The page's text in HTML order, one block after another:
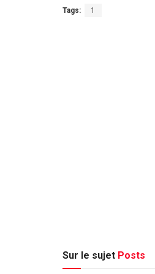
Tags: 1
Sur le sujet Posts